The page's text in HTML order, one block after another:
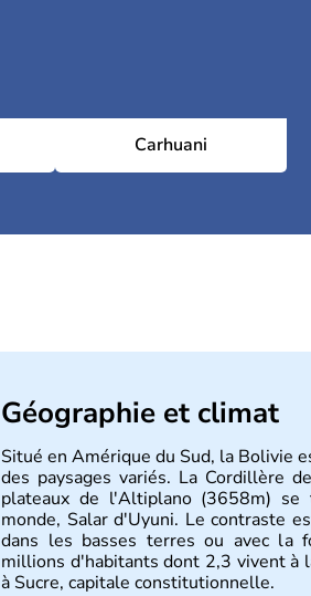
Carhuani
Géographie et climat
Situé en Amérique du Sud, la Bolivie
des paysages variés. La Cordillère
plateaux de l'Altiplano (3658m)
monde, Salar d'Uyuni. Le contraste
dans les basses terres ou avec la
millions d'habitants dont 2,3 vivent à
à Sucre, capitale constitutionnelle.